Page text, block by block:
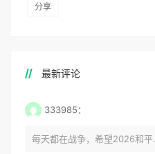
分享
最新评论
333985：
每天都在战争，希望2026和平.